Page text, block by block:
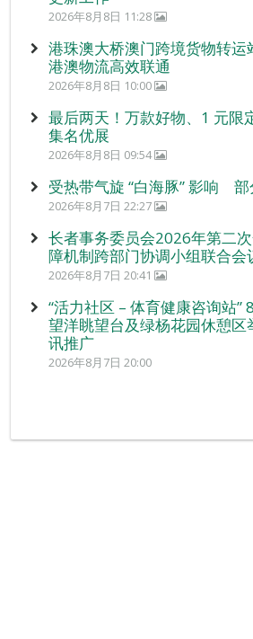
2026年8月8日 11:28
港珠澳大桥澳门跨境货物转运
港澳物流高效联通
2026年8月8日 10:00
最后两天！万款好物、1 元限
集名优展
2026年8月8日 09:54
受热带气旋 “白海豚” 影响
2026年8月7日 22:27
长者事务委员会2026年第二
障机制跨部门协调小组联合会
2026年8月7日 20:41
“活力社区 – 体育健康咨询站”
望洋眺望台及绿杨花园休憩区
讯推广
2026年8月7日 20:00